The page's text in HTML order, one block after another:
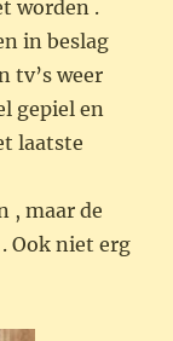
worden .
in beslag
tv’s weer
gepiel en
laatste
, maar de
Ook niet erg